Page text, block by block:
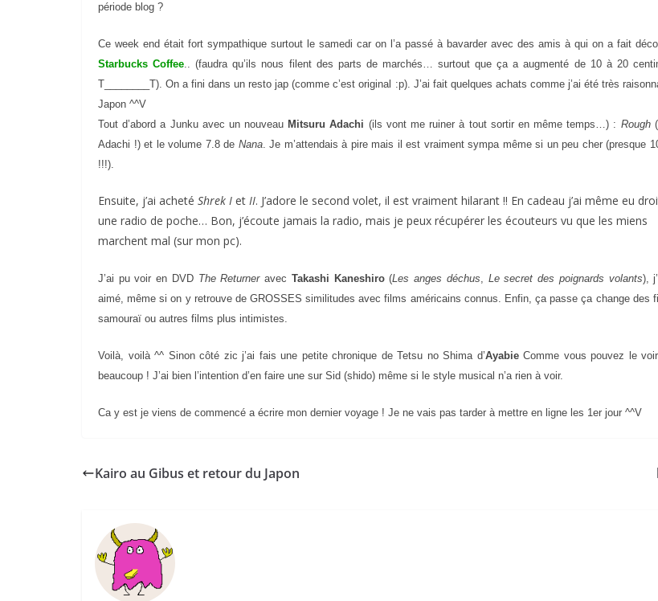
période blog ?
Ce week end était fort sympathique surtout le samedi car on l’a passé à bavarder avec des amis à qui on a fait
Starbucks Coffee.. (faudra qu’ils nous filent des parts de marchés… surtout que ça a augmenté de 10 à 20
T________T). On a fini dans un resto jap (comme c’est original :p). J’ai fait quelques achats comme j’ai été très
Japon ^^V
Tout d’abord a Junku avec un nouveau Mitsuru Adachi (ils vont me ruiner à tout sortir en même temps…) : Rough
Adachi !) et le volume 7.8 de Nana. Je m’attendais à pire mais il est vraiment sympa même si un peu cher (presque
!!!).
Ensuite, j’ai acheté Shrek I et II. J’adore le second volet, il est vraiment hilarant !! En cadeau j’ai même eu
une radio de poche… Bon, j’écoute jamais la radio, mais je peux récupérer les écouteurs vu que les miens
marchent mal (sur mon pc).
J’ai pu voir en DVD The Returneravec Takashi Kaneshiro(Les anges déchus, Le secret des poignards volants),
aimé, même si on y retrouve de GROSSES similitudes avec films américains connus. Enfin, ça passe ça change des
samouraï ou autres films plus intimistes.
Voilà, voilà ^^ Sinon côté zic j’ai fais une petite chronique de Tetsu no Shima d’AyabieComme vous pouvez le voir
beaucoup ! J’ai bien l’intention d’en faire une sur Sid (shido) même si le style musical n’a rien à voir.
Ca y est je viens de commencé a écrire mon dernier voyage ! Je ne vais pas tarder à mettre en ligne les 1er jour ^^V
Kairo au Gibus et retour du Japon